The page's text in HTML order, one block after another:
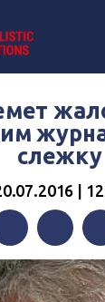
слежку
|
Twitter